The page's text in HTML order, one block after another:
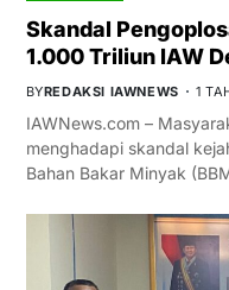
Skandal
1.000 Triliun IAW
BYREDAKSI IAWNEWS 1
IAWNews.com –
menghadapi skandal
Bahan Bakar Minyak